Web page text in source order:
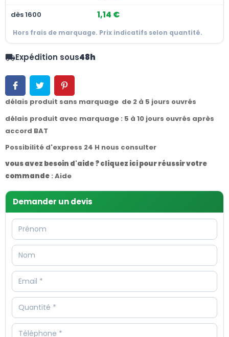
dès 1600 1,14 €
Hors frais de marquage. Prix indicatifs selon quantité.
local_shippingExpédition sous48h
délais produit sans marquage de 2 à 5 jours ouvrés
délais produit avec marquage : 5 à 10 jours ouvrés après
accord BAT
Possibilité d'express 24 H nous consulter
vous avez besoin d'aide ? cliquez ici pour réussir votre
commande : Aide
Demander un devis